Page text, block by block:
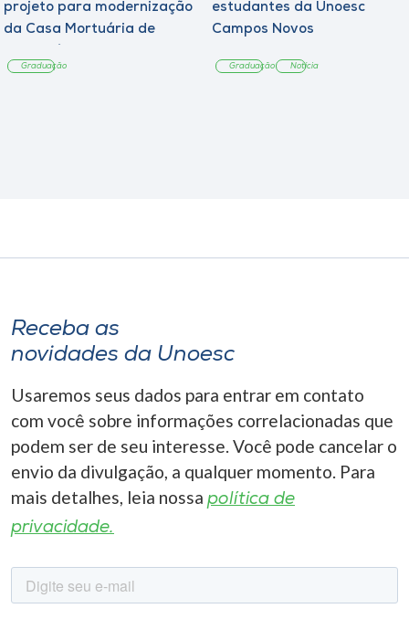
projeto para modernização
da Casa Mortuária de
Graduação
estudantes da Unoesc
Campos Novos
Graduação Notícia
Receba as
novidades da Unoesc
Usaremos seus dados para entrar em contato
com você sobre informações correlacionadas que
podem ser de seu interesse. Você pode cancelar o
envio da divulgação, a qualquer momento. Para
mais detalhes, leia nossa política de
privacidade.